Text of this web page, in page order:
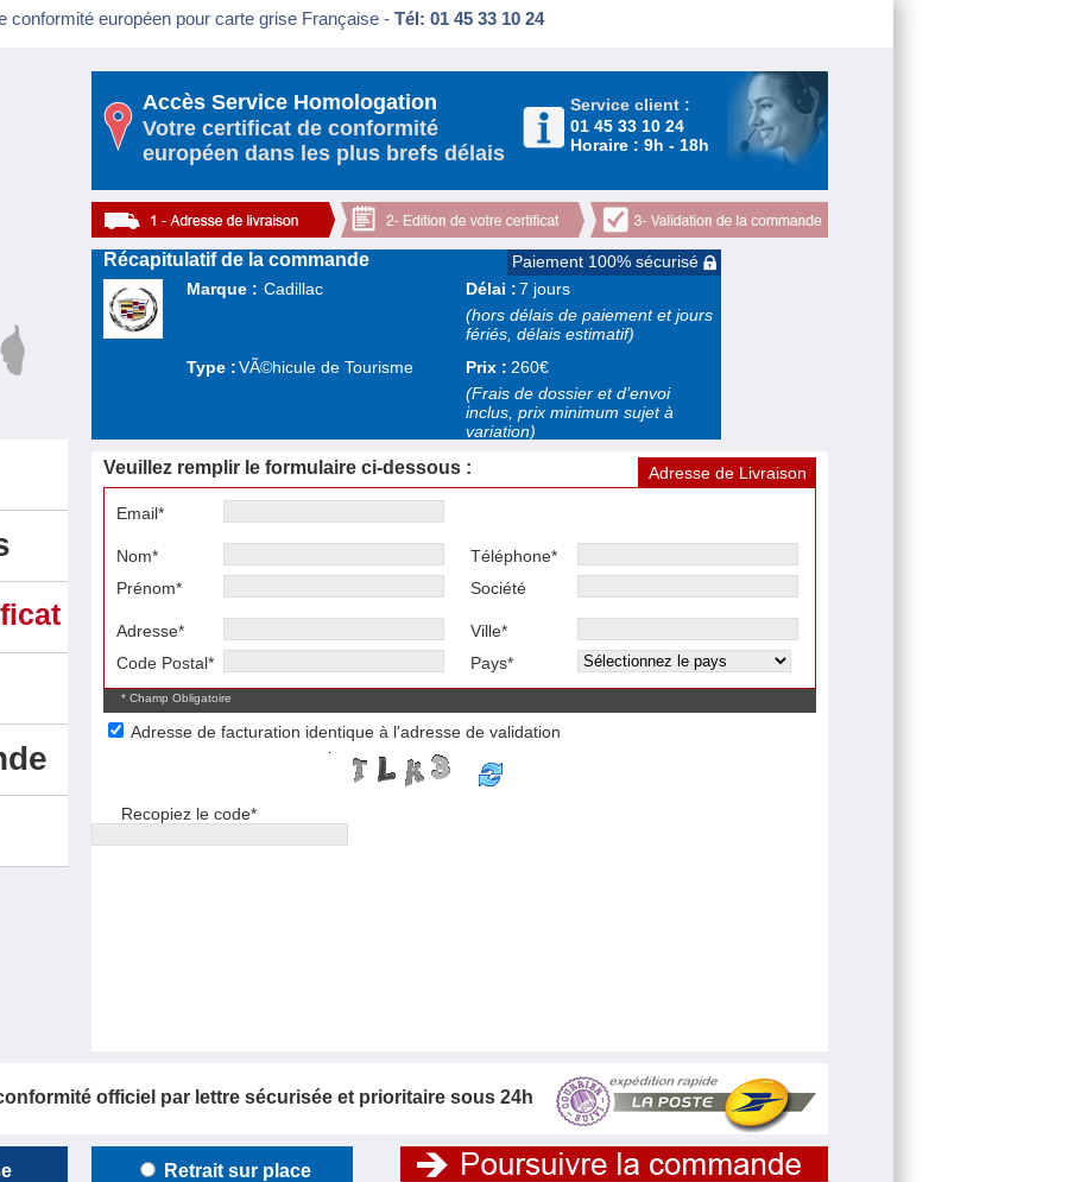
conformité européen pour carte grise Française - Tél: 01 45 33 10 24
Accès Service Homologation
Votre certificat de conformité
européen dans les plus brefs délais
Service client :
01 45 33 10 24
Horaire : 9h - 18h
Récapitulatif de la commande
Paiement 100% sécurisé
Marque : Cadillac Délai :7 jours
(hors délais de paiement et jours
fériés, délais estimatif)
Type :VÃ©hicule de Tourisme Prix : 260€
(Frais de dossier et d’envoi
inclus, prix minimum sujet à
variation)
Veuillez remplir le formulaire ci-dessous : Adresse de Livraison
Email*
Nom*
Prénom*
Adresse*
Code Postal*
Téléphone*
Société
Ville*
Pays*
* Champ Obligatoire
Adresse de facturation identique à l'adresse de validation
Recopiez le code*
officiel par lettre sécurisée et prioritaire sous 24h
Retrait sur place